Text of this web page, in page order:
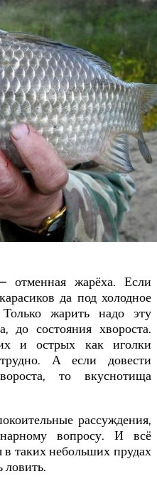
жарёха. Если
да под холодное
жарить надо эту
до состояния хвороста.
и острых как иголки
А если довести
то вкуснотища
рассуждения,
вопросу. И всё
в таких небольших прудах
ловить.